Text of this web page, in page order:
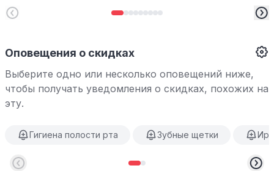
Оповещения о скидках
Выберите одно или несколько оповещений ниже,
чтобы получать уведомления о скидках, похожих на
эту.
Гигиена полости рта Зубные щетки